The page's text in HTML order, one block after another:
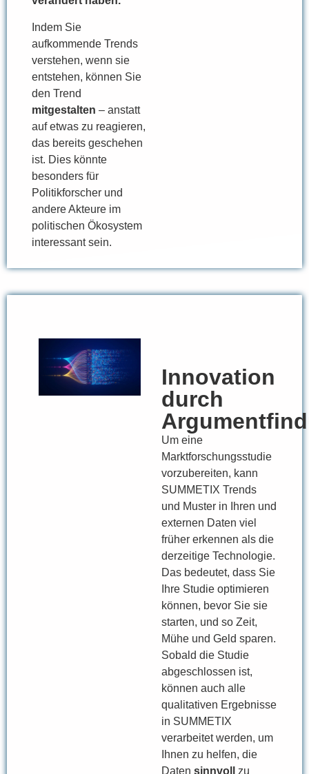
Indem Sie
aufkommende Trends
verstehen, wenn sie
entstehen, können Sie
den Trend
mitgestalten – anstatt
auf etwas zu reagieren,
das bereits geschehen
ist. Dies könnte
besonders für
Politikforscher und
andere Akteure im
politischen Ökosystem
interessant sein.
Innovation
durch
Um eine
Marktforschungsstudie
vorzubereiten, kann
SUMMETIX Trends
und Muster in Ihren und
externen Daten viel
früher erkennen als die
derzeitige Technologie.
Das bedeutet, dass Sie
Ihre Studie optimieren
können, bevor Sie sie
starten, und so Zeit,
Mühe und Geld sparen.
Sobald die Studie
abgeschlossen ist,
können auch alle
qualitativen Ergebnisse
in SUMMETIX
verarbeitet werden, um
Ihnen zu helfen, die
Daten sinnvoll zu